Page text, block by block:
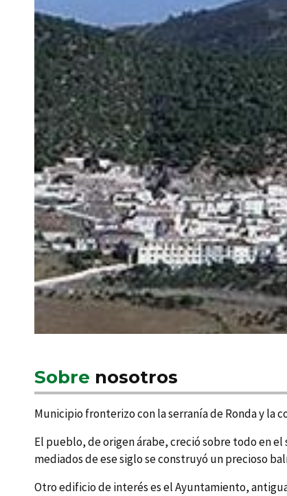
Sobre nosotros
Municipio fronterizo con la serraní­a de Ronda y la
El pueblo, de origen árabe, creció sobre todo en
mediados de ese siglo se construyó un precioso
Otro edificio de interés es el Ayuntamiento,